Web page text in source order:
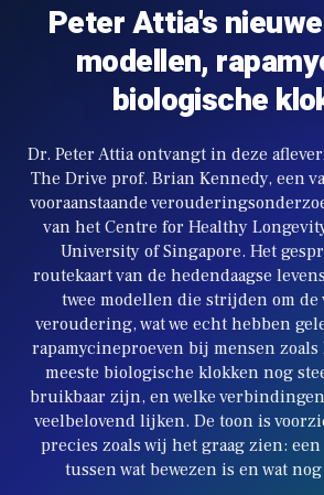
Peter Attia's
modellen,
biologische
Dr. Peter Attia ontvangt in deze
The Drive prof. Brian Kennedy, een
vooraanstaande
van het Centre for Healthy
University of Singapore. Het
routekaart van de hedendaagse
twee modellen die strijden om
veroudering, wat we echt hebben
rapamycineproeven bij mensen zoals
meeste biologische klokken nog
bruikbaar zijn, en welke
veelbelovend lijken. De toon is
precies zoals wij het graag zien:
tussen wat bewezen is en wat